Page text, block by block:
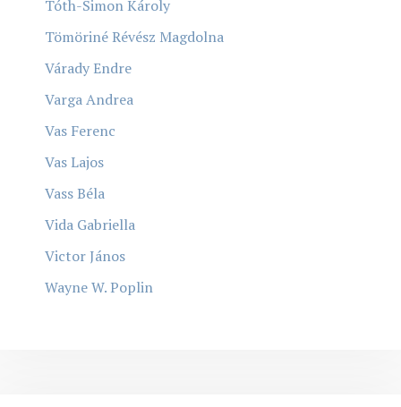
Tóth-Simon Károly
Tömöriné Révész Magdolna
Várady Endre
Varga Andrea
Vas Ferenc
Vas Lajos
Vass Béla
Vida Gabriella
Victor János
Wayne W. Poplin